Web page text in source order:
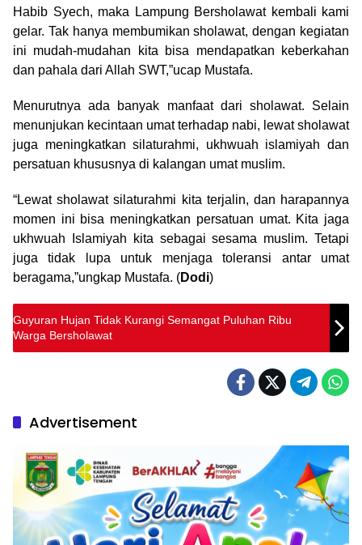
Habib Syech, maka Lampung Bersholawat kembali kami
gelar. Tak hanya membumikan sholawat, dengan kegiatan
ini mudah-mudahan kita bisa mendapatkan keberkahan
dan pahala dari Allah SWT,”ucap Mustafa.
Menurutnya ada banyak manfaat dari sholawat. Selain
menunjukan kecintaan umat terhadap nabi, lewat sholawat
juga meningkatkan silaturahmi, ukhwuah islamiyah dan
persatuan khususnya di kalangan umat muslim.
“Lewat sholawat silaturahmi kita terjalin, dan harapannya
momen ini bisa meningkatkan persatuan umat. Kita jaga
ukhwuah Islamiyah kita sebagai sesama muslim. Tetapi
juga tidak lupa untuk menjaga toleransi antar umat
beragama,”ungkap Mustafa. (Dodi)
Guyuran Hujan Tidak Kurangi Semangat Puluhan Ribu
Warga Bersholawat
Advertisement